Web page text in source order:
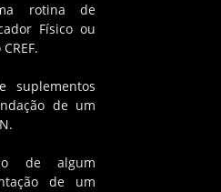
rotina de
Físico ou
suplementos
de um
de algum
de um